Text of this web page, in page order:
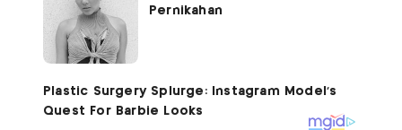
Pernikahan